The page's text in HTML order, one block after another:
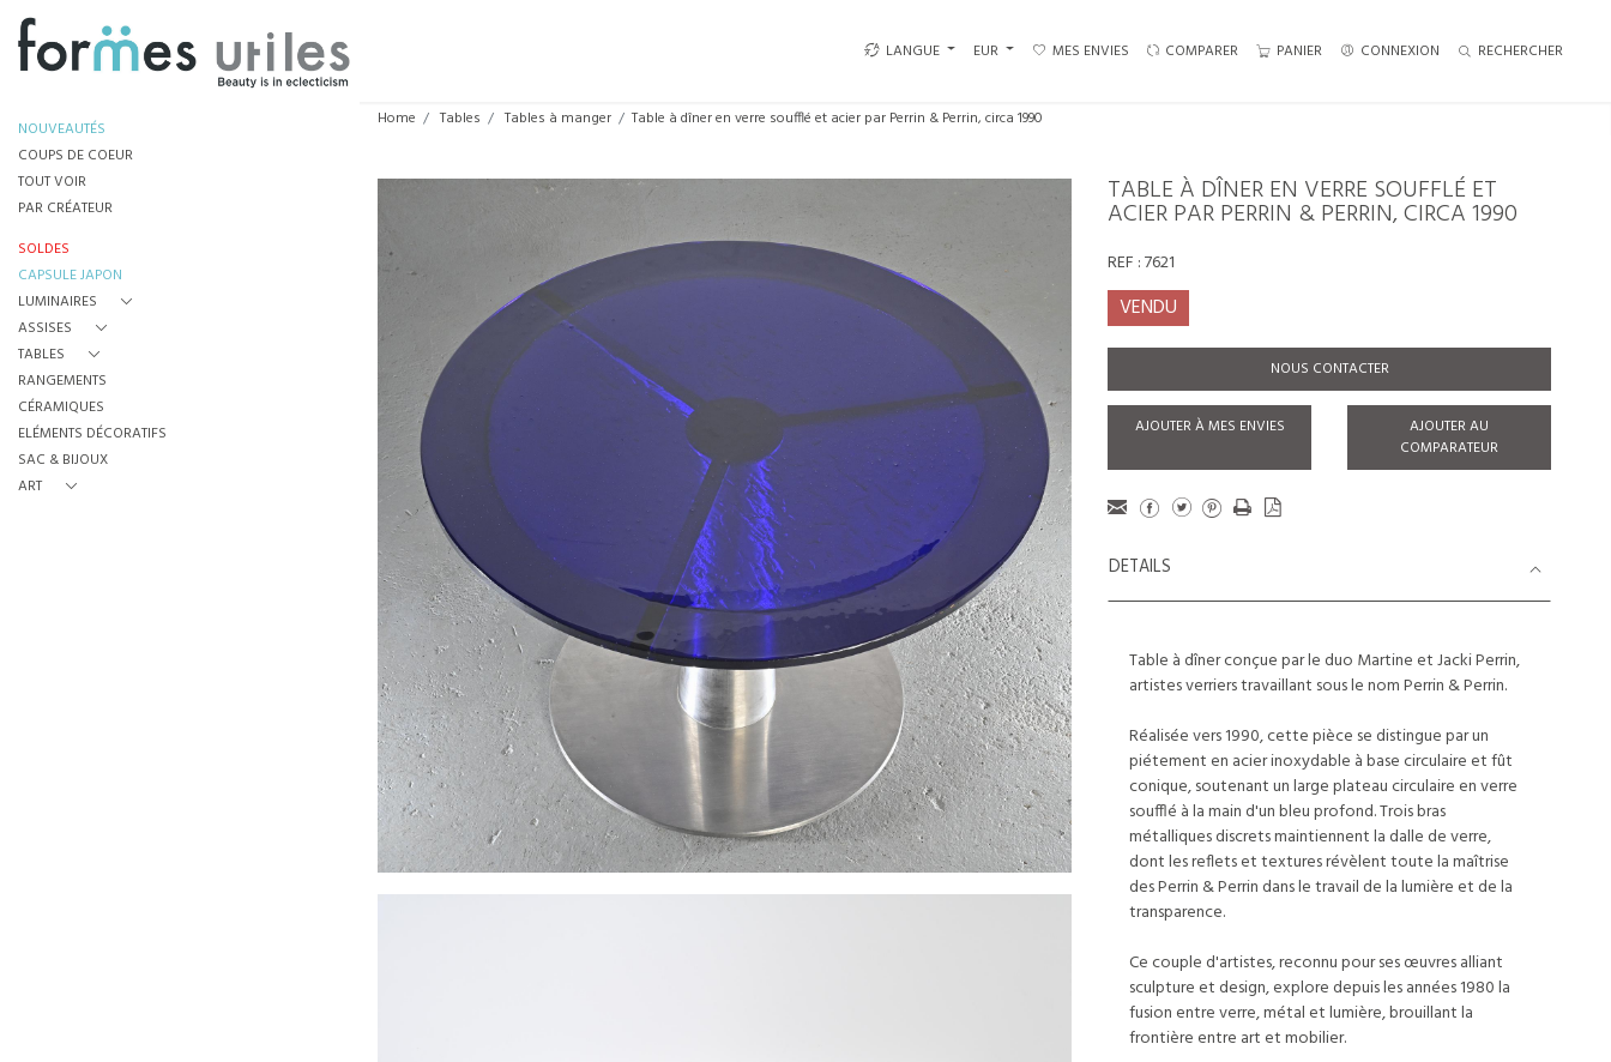
LANGUE EUR MES ENVIES COMPARER PANIER CONNEXION RECHERCHER
NOUVEAUTÉS
COUPS DE COEUR
TOUT VOIR
PAR CRÉATEUR
SOLDES
CAPSULE JAPON
LUMINAIRES
ASSISES
TABLES
RANGEMENTS
CÉRAMIQUES
ELÉMENTS DÉCORATIFS
SAC & BIJOUX
ART
Home Tables Tables à manger Table à dîner en verre soufflé et acier par Perrin & Perrin, circa 1990
TABLE À DÎNER EN VERRE SOUFFLÉ ET
ACIER PAR PERRIN & PERRIN, CIRCA 1990
REF :7621
VENDU
NOUS CONTACTER
AJOUTER À MES ENVIES
AJOUTER AU
COMPARATEUR
DETAILS
Table à dîner conçue par le duo Martine et Jacki Perrin,
artistes verriers travaillant sous le nom Perrin & Perrin.
Réalisée vers 1990, cette pièce se distingue par un
piétement en acier inoxydable à base circulaire et fût
conique, soutenant un large plateau circulaire en verre
soufflé à la main d'un bleu profond. Trois bras
métalliques discrets maintiennent la dalle de verre,
dont les reflets et textures révèlent toute la maîtrise
des Perrin & Perrin dans le travail de la lumière et de la
transparence.
Ce couple d'artistes, reconnu pour ses œuvres alliant
sculpture et design, explore depuis les années 1980 la
fusion entre verre, métal et lumière, brouillant la
frontière entre art et mobilier.